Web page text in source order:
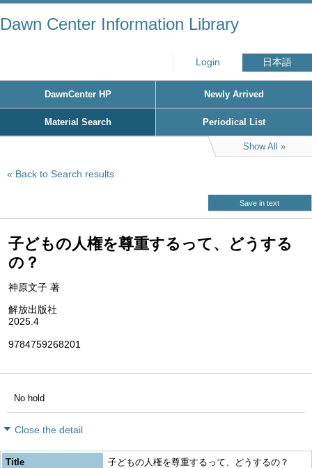
Dawn Center Information Library
Login 日本語
DawnCenter HP Newly Arrived
Material Search Periodical List
Show All
Back to Search results
Save in text
子どもの人権を尊重するって、どうする
の？
神原文子 著
解放出版社
2025.4
9784759268201
No hold
Close the detail
Title
子どもの人権を尊重するって、どうするの？